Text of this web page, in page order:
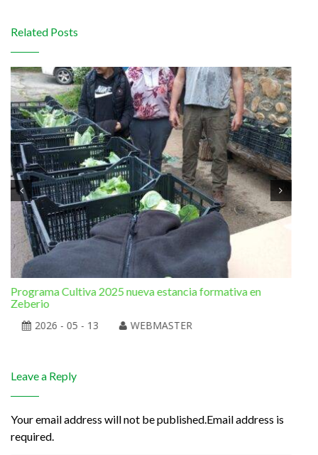
Related Posts
Programa Cultiva 2025 nueva estancia formativa en
Zeberio
2026 - 05 - 13
WEBMASTER
Leave a Reply
Your email address will not be published.Email address is
required.